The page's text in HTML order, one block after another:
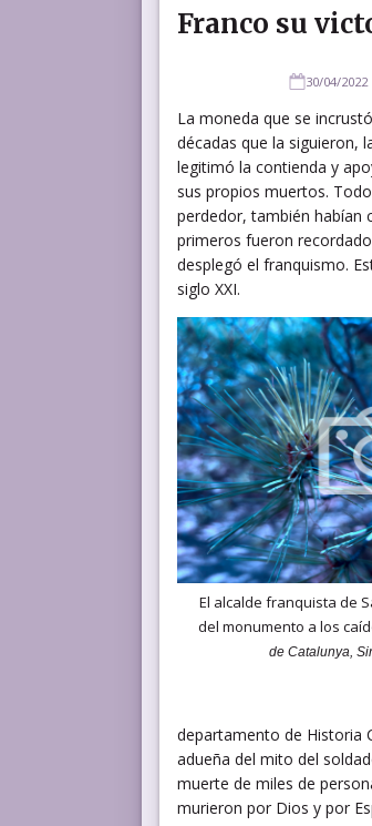
Franco su
30/04/2022
La moneda que se
décadas que la siguieron,
legitimó la contienda y
sus propios muertos.
perdedor, también habían
primeros fueron
desplegó el franquismo.
siglo XXI.
El alcalde franquista de
del monumento a los
de Catalunya,
departamento de Historia
adueña del mito del
muerte de miles de
murieron por Dios y por